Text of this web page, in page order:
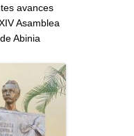
avances
Asamblea
Abinia